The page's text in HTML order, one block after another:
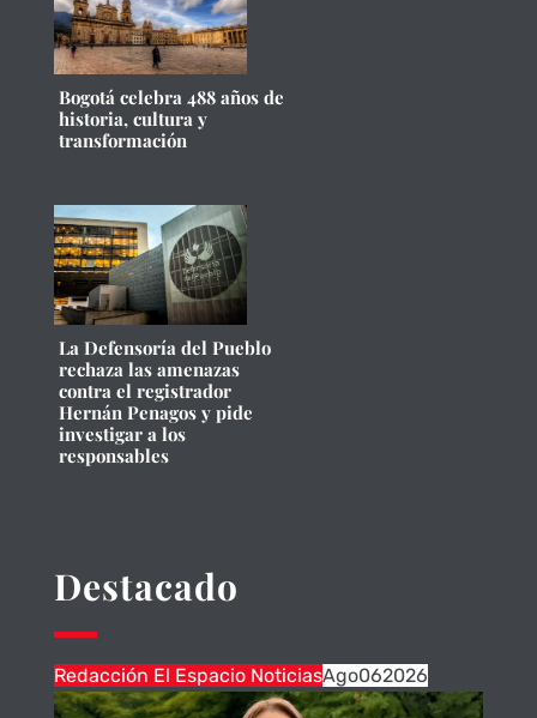
Bogotá celebra 488 años de
historia, cultura y
transformación
La Defensoría del Pueblo
rechaza las amenazas
contra el registrador
Hernán Penagos y pide
investigar a los
responsables
Destacado
Redacción El Espacio NoticiasAgo062026